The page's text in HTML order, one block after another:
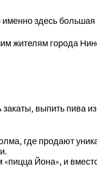
здесь
жителям города
выпить пива
где продают
Йона», и